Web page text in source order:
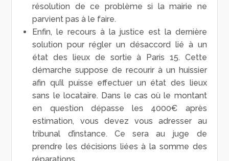
résolution de ce problème si la mairie ne
parvient pas à le faire.
Enfin, le recours à la justice est la dernière
solution pour régler un désaccord lié à un
état des lieux de sortie à Paris 15. Cette
démarche suppose de recourir à un huissier
afin qu’il puisse effectuer un état des lieux
sans le locataire. Dans le cas où le montant
en question dépasse les 4000€ après
estimation, vous devez vous adresser au
tribunal d’instance. Ce sera au juge de
prendre les décisions liées à la somme des